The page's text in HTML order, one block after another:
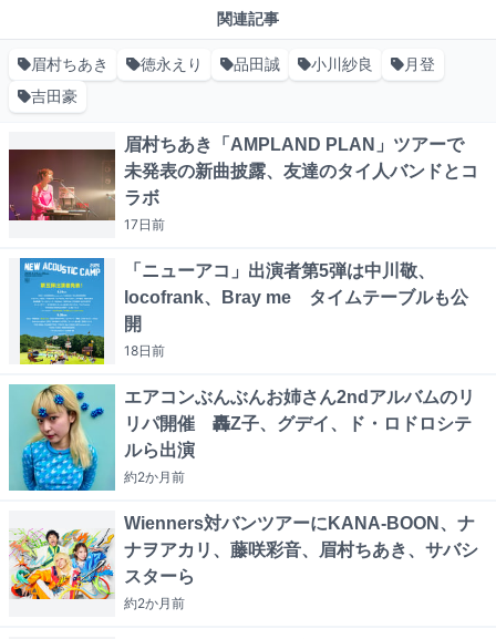
関連記事
眉村ちあき 徳永えり 品田誠 小川紗良
月登
吉田豪
眉村ちあき「AMPLAND PLAN」ツアーで
未発表の新曲披露、友達のタイ人バンドとコ
ラボ
17日前
「ニューアコ」出演者第5弾は中川敬、
locofrank、Bray me タイムテーブルも公
開
18日前
エアコンぶんぶんお姉さん2ndアルバムのリ
リパ開催 轟Z子、グデイ、ド・ロドロシテ
ルら出演
約2か月前
Wienners対バンツアーにKANA-BOON、ナ
ナヲアカリ、藤咲彩音、眉村ちあき、サバシ
スターら
約2か月前